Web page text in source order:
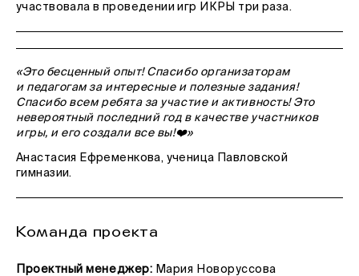
участвовала в проведении игр ИКРЫ три раза.
«Это бесценный опыт! Спасибо организаторам
и педагогам за интересные и полезные задания!
Спасибо всем ребята за участие и активность! Это
невероятный последний год в качестве участников
игры, и его создали все вы!❤️»
Анастасия Ефременкова, ученица Павловской
гимназии.
Команда проекта
Проектный менеджер: Мария Новоруссова